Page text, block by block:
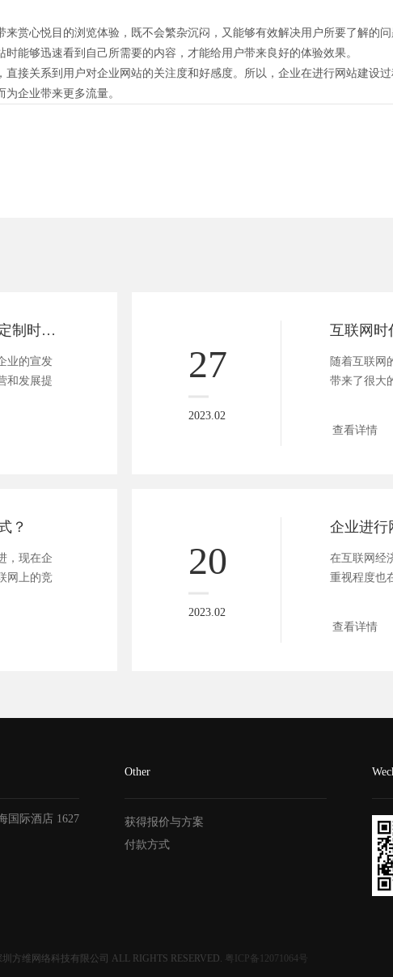
赏心悦目的浏览体验，既不会繁杂沉闷，又能够有效解决用户所要了解的
能够迅速看到自己所需要的内容，才能给用户带来良好的体验效果。
接关系到用户对企业网站的关注度和好感度。所以，企业在进行网站建设
企业带来更多流量。
确保效果，企业进行网站定制时必须注意的问题！
业的宣发
和发展提
27
2023.02
随着互联网
带来了很大
查看详情
？
，现在企
网上的竞
20
2023.02
在互联网经
重视程度也
查看详情
国际酒店 1627
Other
获得报价与方案
付款方式
圳方维网络科技有限公司 ALL RIGHTS RESERVED. 粤ICP备12071064号